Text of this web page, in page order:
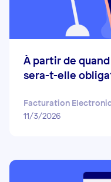
À partir de
sera-t-elle
Facturation
11/3/2026